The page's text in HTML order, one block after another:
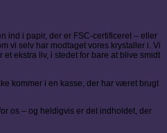
ind i papir, der er FSC-certificeret – eller
vi selv har modtaget vores krystaller i. Vi
ekstra liv, i stedet for bare at blive smidt
kommer i en kasse, der har været brugt
os – og heldigvis er det indholdet, der